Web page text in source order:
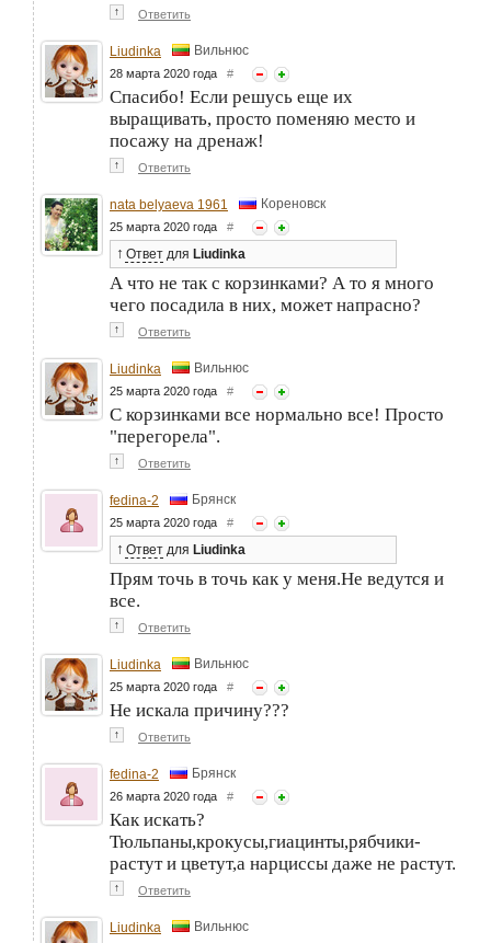
↑ Ответить
Liudinka Вильнюс
28 марта 2020 года #
Спасибо! Если решусь еще их
выращивать, просто поменяю место и
посажу на дренаж!
↑ Ответить
nata belyaeva 1961 Кореновск
25 марта 2020 года #
↑ Ответ для Liudinka
А что не так с корзинками? А то я много
чего посадила в них, может напрасно?
↑ Ответить
Liudinka Вильнюс
25 марта 2020 года #
С корзинками все нормально все! Просто
"перегорела".
↑ Ответить
fedina-2 Брянск
25 марта 2020 года #
↑ Ответ для Liudinka
Прям точь в точь как у меня.Не ведутся и
все.
↑ Ответить
Liudinka Вильнюс
25 марта 2020 года #
Не искала причину???
↑ Ответить
fedina-2 Брянск
26 марта 2020 года #
Как искать?
Тюльпаны,крокусы,гиацинты,рябчики-
растут и цветут,а нарциссы даже не растут.
↑ Ответить
Liudinka Вильнюс